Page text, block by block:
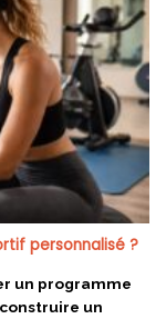
personnalisé ?
un programme
un